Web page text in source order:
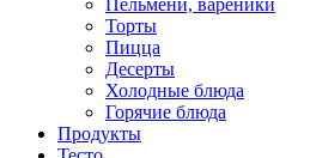
Пельмени, вареники
Торты
Пицца
Десерты
Холодные блюда
Горячие блюда
Продукты